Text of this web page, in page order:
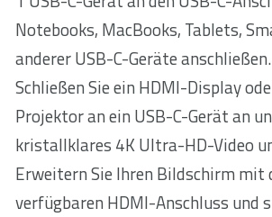
Notebooks, MacBooks, Tablets,
anderer USB-C-Geräte anschließen.
Schließen Sie ein HDMI-Display
Projektor an ein USB-C-Gerät an
kristallklares 4K Ultra-HD-Video
Erweitern Sie Ihren Bildschirm mit
verfügbaren HDMI-Anschluss und